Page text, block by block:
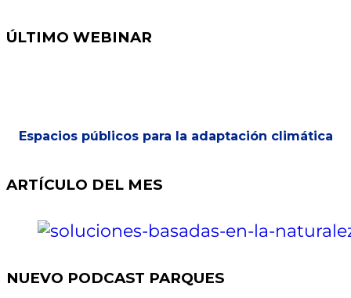
ÚLTIMO WEBINAR
Espacios públicos para la adaptación climática
ARTÍCULO DEL MES
NUEVO PODCAST PARQUES